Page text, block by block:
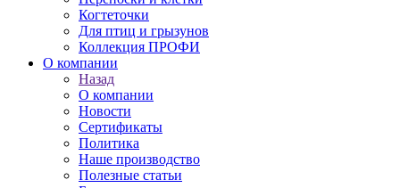
Когтеточки
Для птиц и грызунов
Коллекция ПРОФИ
О компании
Назад
О компании
Новости
Сертификаты
Политика
Наше производство
Полезные статьи